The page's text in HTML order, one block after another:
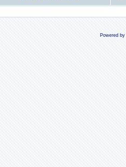
Powered by